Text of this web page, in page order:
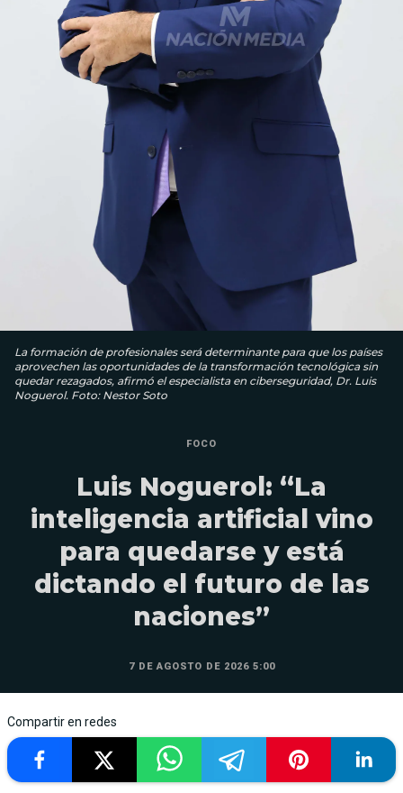
La formación de profesionales será determinante para que los países
aprovechen las oportunidades de la transformación tecnológica sin
quedar rezagados, afirmó el especialista en ciberseguridad, Dr. Luis
Noguerol. Foto: Nestor Soto
FOCO
Luis Noguerol: “La
inteligencia artificial vino
para quedarse y está
dictando el futuro de las
naciones”
7 DE AGOSTO DE 2026 5:00
Compartir en redes